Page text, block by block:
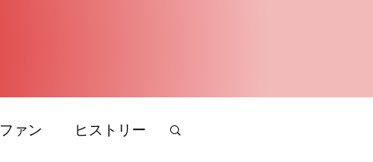
ファン ヒストリー